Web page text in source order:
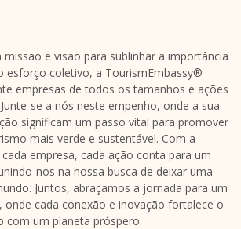
missão e visão para sublinhar a importância
esforço coletivo, a TourismEmbassy®
empresas de todos os tamanhos e ações
se a nós neste empenho, onde a sua
significam um passo vital para promover
mais verde e sustentável. Com a
empresa, cada ação conta para um
nos na nossa busca de deixar uma
Juntos, abraçamos a jornada para um
onde cada conexão e inovação fortalece o
com um planeta próspero.